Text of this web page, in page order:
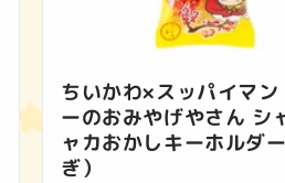
ちいかわ×スッパイマン
ーのおみやげやさん シ
ャカおかしキーホルダ
ぎ）